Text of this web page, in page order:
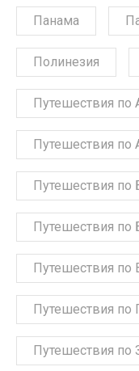
Панама
Полинезия
Путешествия по
Путешествия по
Путешествия по
Путешествия по
Путешествия по
Путешествия по
Путешествия по